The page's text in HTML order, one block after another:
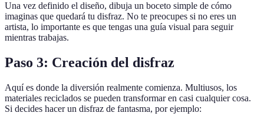
Una vez definido el diseño, dibuja un boceto simple de cómo
imaginas que quedará tu disfraz. No te preocupes si no eres un
artista, lo importante es que tengas una guía visual para seguir
mientras trabajas.
Paso 3: Creación del disfraz
Aquí es donde la diversión realmente comienza. Multiusos, los
materiales reciclados se pueden transformar en casi cualquier cosa.
Si decides hacer un disfraz de fantasma, por ejemplo: